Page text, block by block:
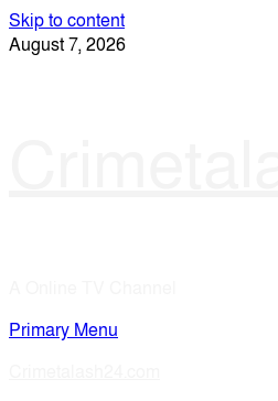
Skip to content
August 7, 2026
Primary Menu